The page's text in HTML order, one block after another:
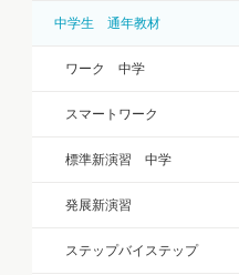
中学生 通年教材
ワーク 中学
スマートワーク
標準新演習 中学
発展新演習
ステップバイステップ